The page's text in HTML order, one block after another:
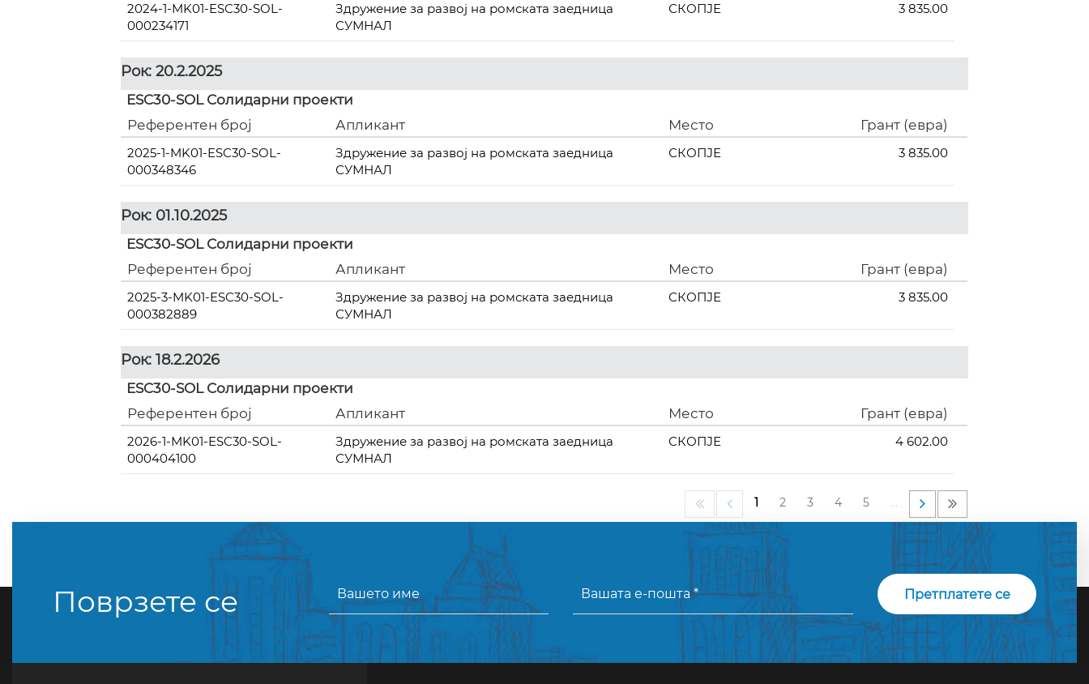
2024-1-MK01-ESC30-SOL-
000234171
Здружение за развој на ромската заедница
СУМНАЛ
СКОПЈЕ 3 835.00
Рок: 20.2.2025
ESC30-SOL Солидарни проекти
Референтен број
Апликант Место Грант (евра)
2025-1-MK01-ESC30-SOL-
000348346
Здружение за развој на ромската заедница
СУМНАЛ
СКОПЈЕ 3 835.00
Рок: 01.10.2025
ESC30-SOL Солидарни проекти
Референтен број
Апликант Место Грант (евра)
2025-3-MK01-ESC30-SOL-
000382889
Здружение за развој на ромската заедница
СУМНАЛ
СКОПЈЕ 3 835.00
Рок: 18.2.2026
ESC30-SOL Солидарни проекти
Референтен број
Апликант Место Грант (евра)
2026-1-MK01-ESC30-SOL-
000404100
Здружение за развој на ромската заедница
СУМНАЛ
СКОПЈЕ 4 602.00
1 2 3 4 5 …
Поврзете се